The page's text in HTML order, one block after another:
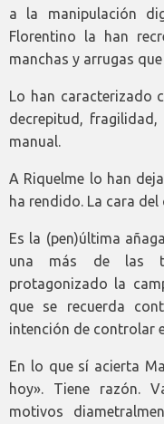
a la manipulación
Florentino la han
manchas y arrugas
Lo han caracterizado
decrepitud,
manual.
A Riquelme lo han
ha rendido. La cara
Es la (pen)última
una más de las
protagonizado la
que se recuerda
intención de controlar
En lo que sí acierta
hoy». Tiene razón.
motivos